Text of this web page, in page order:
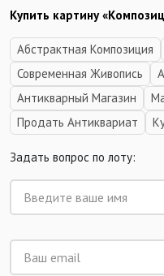
Купить картину
Абстрактная Композиция
Современная Живопись
Антикварный Магазин
Продать Антиквариат
Задать вопрос по лоту: